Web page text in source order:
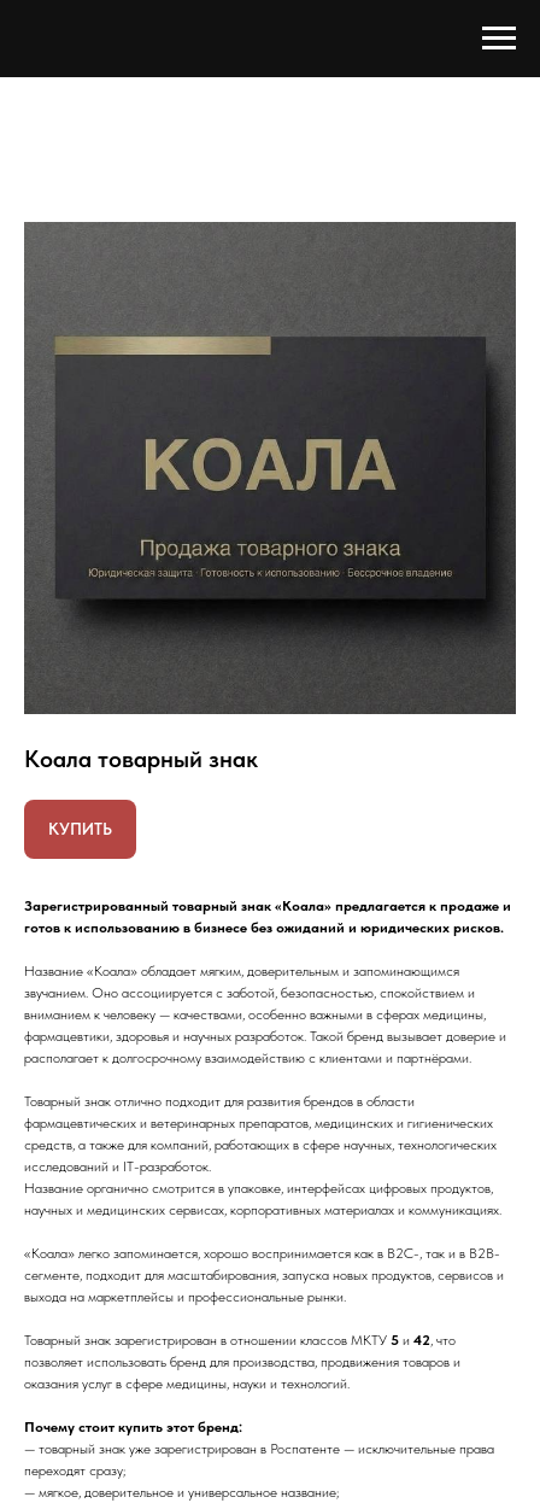
Коала товарный знак
КУПИТЬ
Зарегистрированный товарный знак «Коала» предлагается к продаже и
готов к использованию в бизнесе без ожиданий и юридических рисков.
Название «Коала» обладает мягким, доверительным и запоминающимся
звучанием. Оно ассоциируется с заботой, безопасностью, спокойствием и
вниманием к человеку — качествами, особенно важными в сферах медицины,
фармацевтики, здоровья и научных разработок. Такой бренд вызывает доверие и
располагает к долгосрочному взаимодействию с клиентами и партнёрами.
Товарный знак отлично подходит для развития брендов в области
фармацевтических и ветеринарных препаратов, медицинских и гигиенических
средств, а также для компаний, работающих в сфере научных, технологических
исследований и IT-разработок.
Название органично смотрится в упаковке, интерфейсах цифровых продуктов,
научных и медицинских сервисах, корпоративных материалах и коммуникациях.
«Коала» легко запоминается, хорошо воспринимается как в B2C-, так и в B2B-
сегменте, подходит для масштабирования, запуска новых продуктов, сервисов и
выхода на маркетплейсы и профессиональные рынки.
Товарный знак зарегистрирован в отношении классов МКТУ 5 и 42, что
позволяет использовать бренд для производства, продвижения товаров и
оказания услуг в сфере медицины, науки и технологий.
Почему стоит купить этот бренд:
— товарный знак уже зарегистрирован в Роспатенте — исключительные права
переходят сразу;
— мягкое, доверительное и универсальное название;